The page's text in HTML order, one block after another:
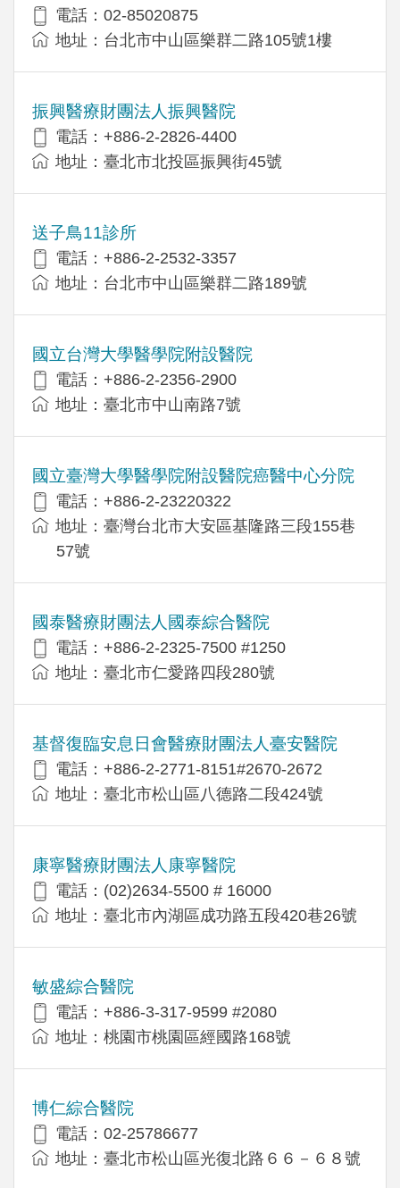
電話：02-85020875
地址：台北市中山區樂群二路105號1樓
振興醫療財團法人振興醫院
電話：+886-2-2826-4400
地址：臺北市北投區振興街45號
送子鳥11診所
電話：+886-2-2532-3357
地址：台北巿中山區樂群二路189號
國立台灣大學醫學院附設醫院
電話：+886-2-2356-2900
地址：臺北市中山南路7號
國立臺灣大學醫學院附設醫院癌醫中心分院
電話：+886-2-23220322
地址：臺灣台北市大安區基隆路三段155巷
57號
國泰醫療財團法人國泰綜合醫院
電話：+886-2-2325-7500 #1250
地址：臺北市仁愛路四段280號
基督復臨安息日會醫療財團法人臺安醫院
電話：+886-2-2771-8151#2670-2672
地址：臺北市松山區八德路二段424號
康寧醫療財團法人康寧醫院
電話：(02)2634-5500 # 16000
地址：臺北市內湖區成功路五段420巷26號
敏盛綜合醫院
電話：+886-3-317-9599 #2080
地址：桃園市桃園區經國路168號
博仁綜合醫院
電話：02-25786677
地址：臺北市松山區光復北路６６－６８號